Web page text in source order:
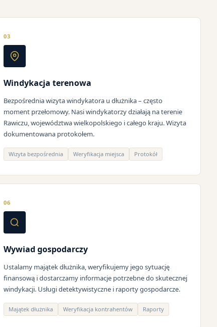
03
Windykacja terenowa
Bezpośrednia wizyta windykatora u dłużnika – często
moment przełomowy. Nasi windykatorzy działają na terenie
Rawiczu, województwa wielkopolskiego i całego kraju. Wizyta
dokumentowana protokołem.
Wizyta bezpośrednia Weryfikacja miejsca Protokół
06
Wywiad gospodarczy
Ustalamy majątek dłużnika, weryfikujemy jego sytuację
finansową i dostarczamy informacje potrzebne do skutecznej
windykacji. Usługi detektywistyczne i raporty gospodarcze.
Majątek dłużnika Weryfikacja kontrahentów Raporty